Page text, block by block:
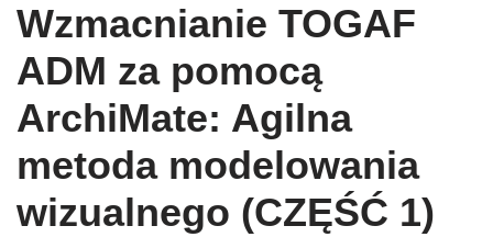
Wzmacnianie TOGAF
ADM za pomocą
ArchiMate: Agilna
metoda modelowania
wizualnego (CZĘŚĆ 1)